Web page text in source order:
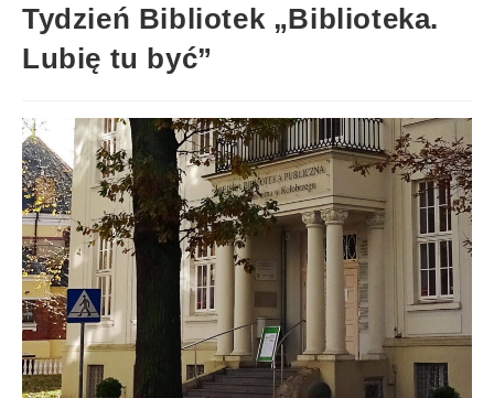
Tydzień Bibliotek „Biblioteka.
Lubię tu być”